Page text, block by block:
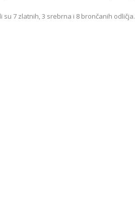
7 zlatnih, 3 srebrna i 8 brončanih odličja.